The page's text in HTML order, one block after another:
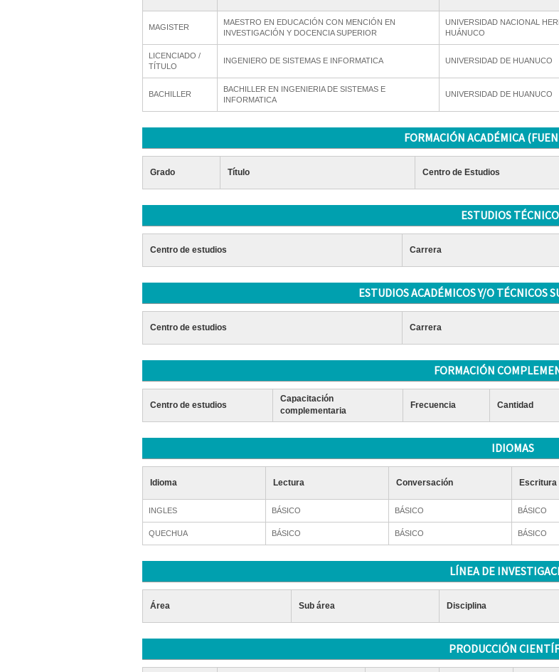
MAGISTER
MAESTRO EN EDUCACIÓN CON MENCIÓN EN
INVESTIGACIÓN Y DOCENCIA SUPERIOR
UNIVERSIDAD NACIONAL
HUÁNUCO
LICENCIADO /
TÍTULO
INGENIERO DE SISTEMAS E INFORMATICA UNIVERSIDAD DE HUANUCO
BACHILLER
BACHILLER EN INGENIERIA DE SISTEMAS E
INFORMATICA
UNIVERSIDAD DE HUANUCO
FORMACIÓN ACADÉMICA
Grado Título Centro de Estudios
ESTUDIOS
Centro de estudios Carrera
ESTUDIOS ACADÉMICOS Y/O TÉCNICOS
Centro de estudios Carrera
FORMACIÓN
Centro de estudios
Capacitación
complementaria
Frecuencia Cantidad
IDIOMAS
Idioma Lectura Conversación Escritura
INGLES BÁSICO BÁSICO BÁSICO
QUECHUA BÁSICO BÁSICO BÁSICO
LÍNEA DE
Área Sub área Disciplina
PRODUCCIÓN